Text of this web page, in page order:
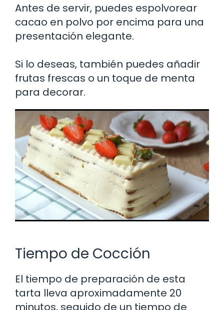
Antes de servir, puedes espolvorear
cacao en polvo por encima para una
presentación elegante.
Si lo deseas, también puedes añadir
frutas frescas o un toque de menta
para decorar.
Tiempo de Cocción
El tiempo de preparación de esta
tarta lleva aproximadamente 20
minutos, seguido de un tiempo de